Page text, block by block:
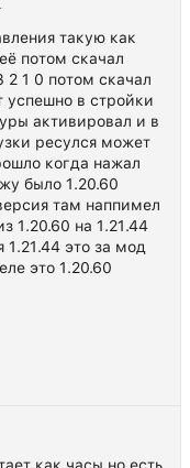
такую как
потом скачал
2 1 0 потом скачал
успешно в стройки
активировал и в
ресулся может
когда нажал
было 1.20.60
там наппимел
1.20.60 на 1.21.44
это за мод
это 1.20.60
как часы но есть